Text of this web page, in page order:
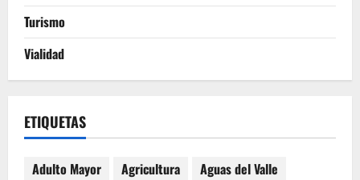
Turismo
Vialidad
ETIQUETAS
Adulto Mayor Agricultura
Aguas del Valle